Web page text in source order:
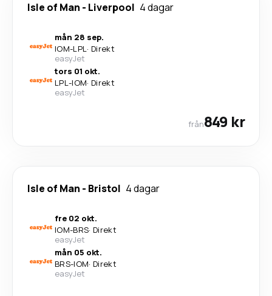
Isle of Man - Liverpool 4 dagar
mån 28 sep.
IOM-LPL· Direkt
easyJet
tors 01 okt.
LPL-IOM· Direkt
easyJet
från849 kr
Isle of Man - Bristol 4 dagar
fre 02 okt.
IOM-BRS· Direkt
easyJet
mån 05 okt.
BRS-IOM· Direkt
easyJet